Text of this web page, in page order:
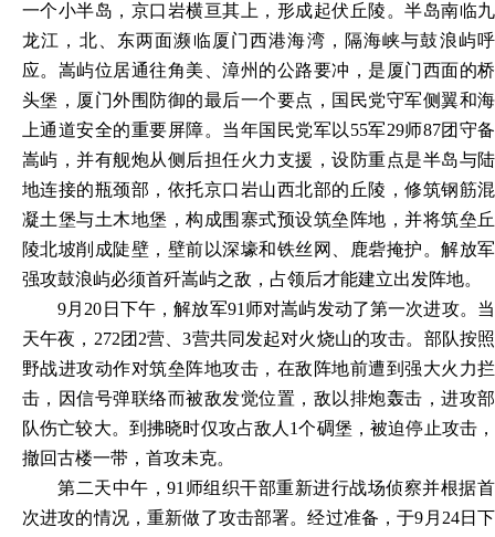
一个小半岛，京口岩横亘其上，形成起伏丘陵。半岛南临九
龙江，北、东两面濒临厦门西港海湾，隔海峡与鼓浪屿呼
应。嵩屿位居通往角美、漳州的公路要冲，是厦门西面的桥
头堡，厦门外围防御的最后一个要点，国民党守军侧翼和海
上通道安全的重要屏障。当年国民党军以55军29师87团守备
嵩屿，并有舰炮从侧后担任火力支援，设防重点是半岛与陆
地连接的瓶颈部，依托京口岩山西北部的丘陵，修筑钢筋混
凝土堡与土木地堡，构成围寨式预设筑垒阵地，并将筑垒丘
陵北坡削成陡壁，壁前以深壕和铁丝网、鹿砦掩护。解放军
强攻鼓浪屿必须首歼嵩屿之敌，占领后才能建立出发阵地。
9月20日下午，解放军91师对嵩屿发动了第一次进攻。当
天午夜，272团2营、3营共同发起对火烧山的攻击。部队按照
野战进攻动作对筑垒阵地攻击，在敌阵地前遭到强大火力拦
击，因信号弹联络而被敌发觉位置，敌以排炮轰击，进攻部
队伤亡较大。到拂晓时仅攻占敌人1个碉堡，被迫停止攻击，
撤回古楼一带，首攻未克。
第二天中午，91师组织干部重新进行战场侦察并根据首
次进攻的情况，重新做了攻击部署。经过准备，于9月24日下